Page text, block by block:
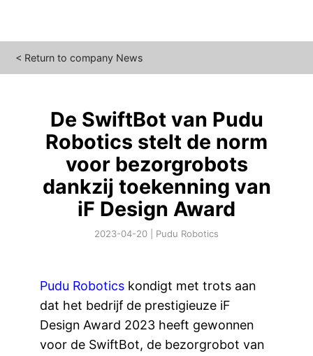
< Return to company News
De SwiftBot van Pudu
Robotics stelt de norm
voor bezorgrobots
dankzij toekenning van
iF Design Award
2023-04-20 Pudu Robotics
Pudu Roboticskondigt met trots aan
dat het bedrijf de prestigieuze iF
Design Award 2023 heeft gewonnen
voor de SwiftBot, de bezorgrobot van